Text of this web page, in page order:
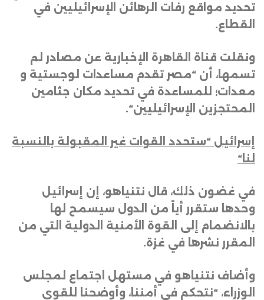
تحديد مواقع رفات الرهائن الإسرائيليين في
القطاع.
ونقلت قناة القاهرة الإخبارية عن مصادر لم
تسمها، أن “مصر تقدم مساعدات لوجستية و
معدات؛ للمساعدة في تحديد مكان جثامين
المحتجزين الإسرائيليين“.
إسرائيل “ستحدد القوات غير المقبولة بالنسبة
لنا“
في غضون ذلك، قال نتنياهو، إن إسرائيل
وحدها ستقرر أياً من الدول سيسمح لها
بالانضمام إلى القوة الأمنية الدولية التي من
المقرر نشرها في غزة.
وأضاف نتنياهو في مستهل اجتماع لمجلس
الوزراء، “نتحكم في أمننا، وأوضحنا للقوى